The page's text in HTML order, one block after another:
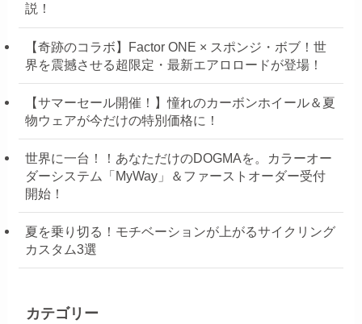
説！
【奇跡のコラボ】Factor ONE × スポンジ・ボブ！世
界を震撼させる超限定・最新エアロロードが登場！
【サマーセール開催！】憧れのカーボンホイール＆夏
物ウェアが今だけの特別価格に！
世界に一台！！あなただけのDOGMAを。カラーオー
ダーシステム「MyWay」＆ファーストオーダー受付
開始！
夏を乗り切る！モチベーションが上がるサイクリング
カスタム3選
カテゴリー